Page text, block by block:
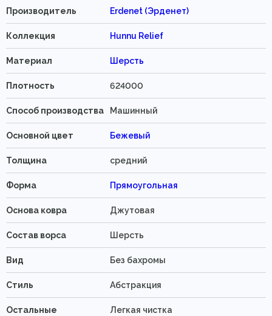
Производитель Erdenet (Эрденет)
Коллекция Hunnu Relief
Материал Шерсть
Плотность 624000
Способ производства Машинный
Основной цвет Бежевый
Толщина средний
Форма Прямоугольная
Основа ковра Джутовая
Состав ворса Шерсть
Вид Без бахромы
Стиль Абстракция
Остальные
Легкая чистка